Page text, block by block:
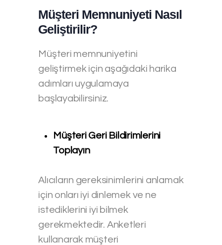
Müşteri Memnuniyeti Nasıl
Geliştirilir?
Müşteri memnuniyetini
geliştirmek için aşağıdaki harika
adımları uygulamaya
başlayabilirsiniz.
Müşteri Geri Bildirimlerini
Toplayın
Alıcıların gereksinimlerini anlamak
için onları iyi dinlemek ve ne
istediklerini iyi bilmek
gerekmektedir. Anketleri
kullanarak müşteri